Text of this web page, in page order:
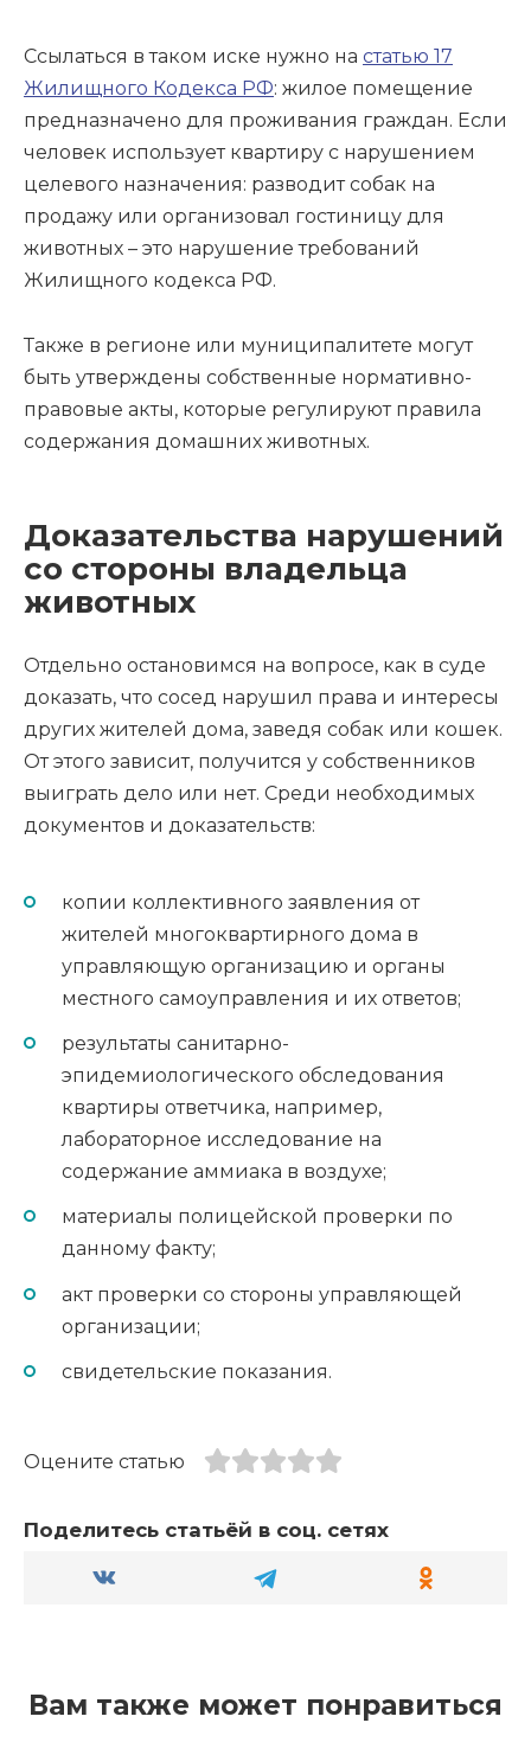
Ссылаться в таком иске нужно на статью 17
Жилищного Кодекса РФ: жилое помещение
предназначено для проживания граждан. Если
человек использует квартиру с нарушением
целевого назначения: разводит собак на
продажу или организовал гостиницу для
животных – это нарушение требований
Жилищного кодекса РФ.
Также в регионе или муниципалитете могут
быть утверждены собственные нормативно-
правовые акты, которые регулируют правила
содержания домашних животных.
Доказательства нарушений
со стороны владельца
животных
Отдельно остановимся на вопросе, как в суде
доказать, что сосед нарушил права и интересы
других жителей дома, заведя собак или кошек.
От этого зависит, получится у собственников
выиграть дело или нет. Среди необходимых
документов и доказательств:
копии коллективного заявления от
жителей многоквартирного дома в
управляющую организацию и органы
местного самоуправления и их ответов;
результаты санитарно-
эпидемиологического обследования
квартиры ответчика, например,
лабораторное исследование на
содержание аммиака в воздухе;
материалы полицейской проверки по
данному факту;
акт проверки со стороны управляющей
организации;
свидетельские показания.
Оцените статью
Поделитесь статьёй в соц. сетях
Вам также может понравиться